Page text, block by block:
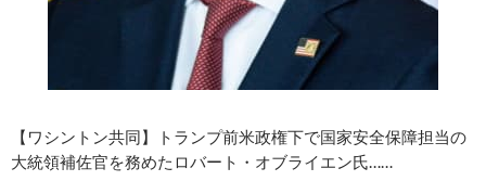
【ワシントン共同】トランプ前米政権下で国家安全保障担当の
大統領補佐官を務めたロバート・オブライエン氏……